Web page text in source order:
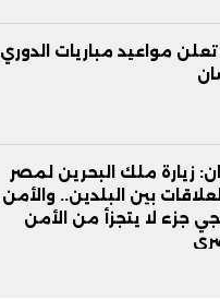
تعلن مواعيد مباريات الدوري
زيارة ملك البحرين لمصر
بين البلدين.. والأمن
جزء لا يتجزأ من الأمن